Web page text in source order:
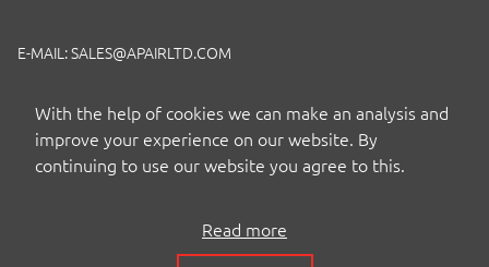
E-MAIL:SALES@APAIRLTD.COM
With the help of cookies we can make an analysis and
improve your experience on our website. By
continuing to use our website you agree to this.
Read more